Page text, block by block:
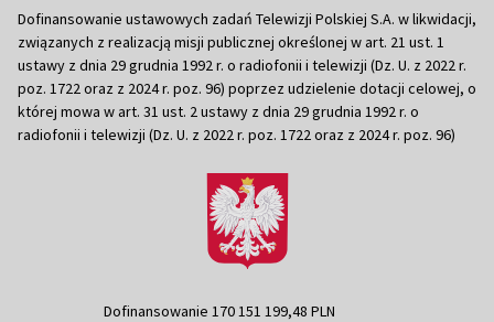
Dofinansowanie ustawowych zadań Telewizji Polskiej S.A. w likwidacji,
związanych z realizacją misji publicznej określonej w art. 21 ust. 1
ustawy z dnia 29 grudnia 1992 r. o radiofonii i telewizji (Dz. U. z 2022 r.
poz. 1722 oraz z 2024 r. poz. 96) poprzez udzielenie dotacji celowej, o
której mowa w art. 31 ust. 2 ustawy z dnia 29 grudnia 1992 r. o
radiofonii i telewizji (Dz. U. z 2022 r. poz. 1722 oraz z 2024 r. poz. 96)
Dofinansowanie 170 151 199,48 PLN